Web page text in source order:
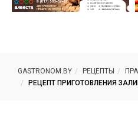
GASTRONOM.BY РЕЦЕПТЫ
РЕЦЕПТ ПРИГОТОВЛЕНИЯ